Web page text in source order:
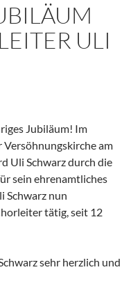
ULI
Jubiläum! Im
Versöhnungskirche am
Uli Schwarz durch die
sein ehrenamtliches
Schwarz nun
tätig, seit 12
sehr herzlich und